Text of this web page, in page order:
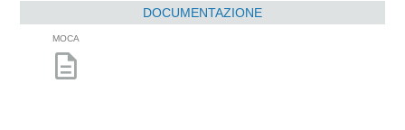
DOCUMENTAZIONE
MOCA
description